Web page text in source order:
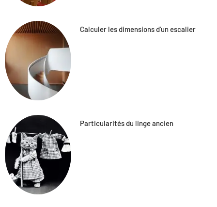
Calculer les dimensions d’un escalier
Particularités du linge ancien